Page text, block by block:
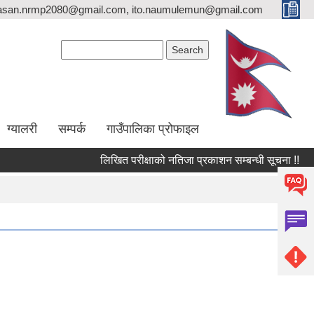
ito.naumulemun@gmail.com
ग्यालरी सम्पर्क गाउँपालिका प्रोफाइल
लिखित परीक्षाको नतिजा प्रकाशन सम्बन्धी सूचना !!